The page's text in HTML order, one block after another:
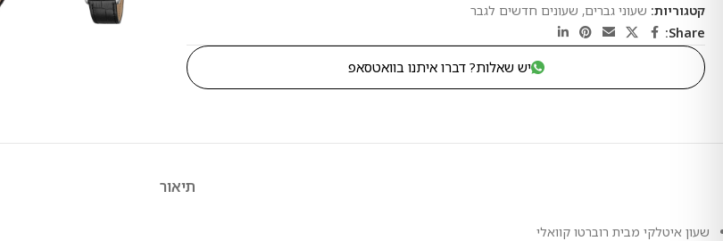
קטגוריות: שעוני גברים, שעונים חדשים לגבר
Share:
יש שאלות? דברו איתנו בוואטסאפ
תיאור
שעון איטלקי מבית רוברטו קוואלי